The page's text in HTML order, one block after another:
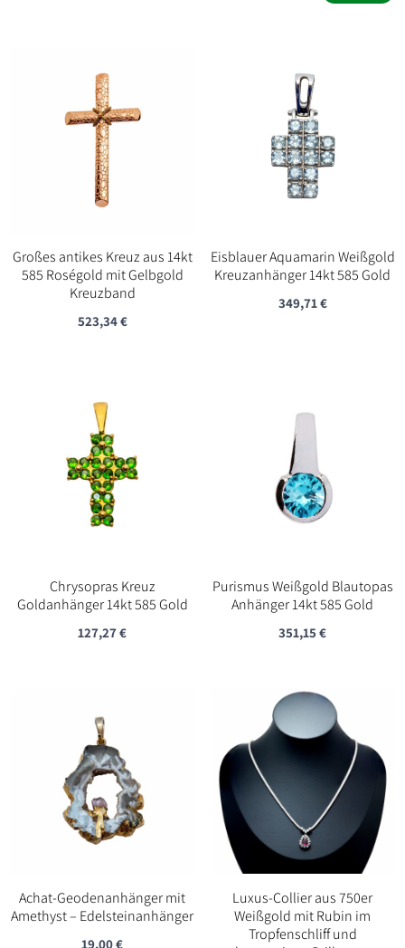
Großes antikes Kreuz aus 14kt
585 Roségold mit Gelbgold
Kreuzband
523,34€
Eisblauer Aquamarin Weißgold
Kreuzanhänger 14kt 585 Gold
349,71€
Chrysopras Kreuz
Goldanhänger 14kt 585 Gold
127,27€
Purismus Weißgold Blautopas
Anhänger 14kt 585 Gold
351,15€
Achat-Geodenanhänger mit
Amethyst – Edelsteinanhänger
19,00€
Luxus-Collier aus 750er
Weißgold mit Rubin im
Tropfenschliff und